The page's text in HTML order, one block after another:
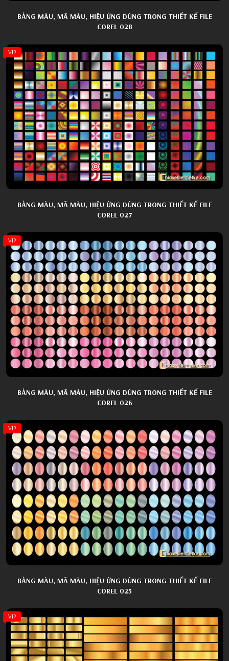
BẢNG MÀU, MÃ MÀU, HIỆU ỨNG DÙNG TRONG THIẾT KẾ FILE
COREL 028
VIP
BẢNG MÀU, MÃ MÀU, HIỆU ỨNG DÙNG TRONG THIẾT KẾ FILE
COREL 027
VIP
BẢNG MÀU, MÃ MÀU, HIỆU ỨNG DÙNG TRONG THIẾT KẾ FILE
COREL 026
VIP
BẢNG MÀU, MÃ MÀU, HIỆU ỨNG DÙNG TRONG THIẾT KẾ FILE
COREL 025
VIP